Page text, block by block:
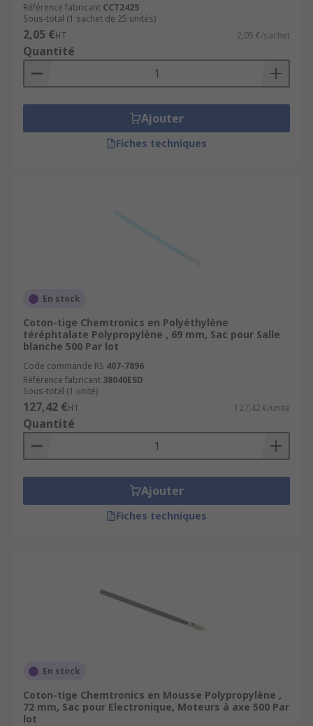
Référence fabricant CCT2425
Sous-total (1 sachet de 25 unités)
2,05 €HT 2,05 €/sachet
Quantité
Ajouter
Fiches techniques
En stock
Coton-tige Chemtronics en Polyéthylène
téréphtalate Polypropylène , 69 mm, Sac pour Salle
blanche 500 Par lot
Code commande RS 407-7896
Référence fabricant 38040ESD
Sous-total (1 unité)
127,42 €HT 127,42 €/unité
Quantité
Ajouter
Fiches techniques
En stock
Coton-tige Chemtronics en Mousse Polypropylène ,
72 mm, Sac pour Electronique, Moteurs à axe 500 Par
lot